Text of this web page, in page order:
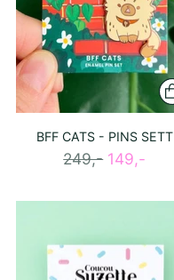
BFF CATS - PINS SETT
Ordinær
249,- 149,-